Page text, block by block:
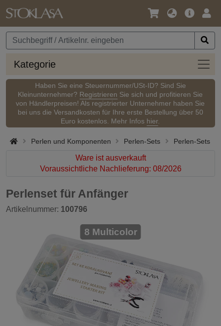
Sprache
Währung
Kategorie
Haben Sie eine Steuernummer/USt-ID? Sind Sie
Kleinunternehmer? Registrieren Sie sich und profitieren Sie
von Händlerpreisen! Als registrierter Unternehmer haben Sie
bei uns die Versandkosten für Ihre erste Bestellung über 50
Euro kostenlos. Mehr Infos hier.
Perlen und Komponenten Perlen-Sets Perlen-Sets
Ware ist ausverkauft
Voraussichtliche Nachlieferung: 08/2026
Perlenset für Anfänger
Artikelnummer: 100796
8 Multicolor